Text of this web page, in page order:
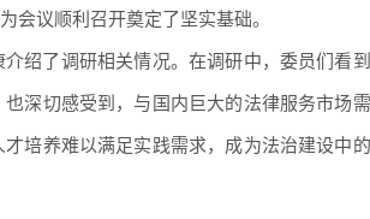
会议顺利召开奠定了坚实基础。
绍了调研相关情况。在调研中，委员们看
深切感受到，与国内巨大的法律服务市场
培养难以满足实践需求，成为法治建设中